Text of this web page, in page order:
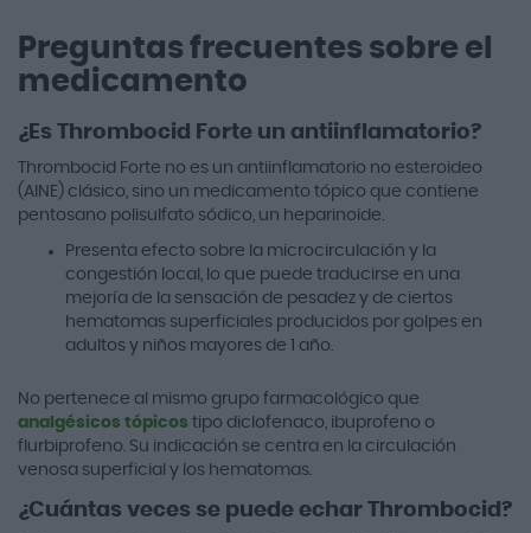
Preguntas frecuentes sobre el
medicamento
¿Es Thrombocid Forte un antiinflamatorio?
Thrombocid Forte no es un antiinflamatorio no esteroideo
(AINE) clásico, sino un medicamento tópico que contiene
pentosano polisulfato sódico, un heparinoide.
Presenta efecto sobre la microcirculación y la
congestión local, lo que puede traducirse en una
mejoría de la sensación de pesadez y de ciertos
hematomas superficiales producidos por golpes en
adultos y niños mayores de 1 año.
No pertenece al mismo grupo farmacológico que
analgésicos tópicos tipo diclofenaco, ibuprofeno o
flurbiprofeno. Su indicación se centra en la circulación
venosa superficial y los hematomas.
¿Cuántas veces se puede echar Thrombocid?